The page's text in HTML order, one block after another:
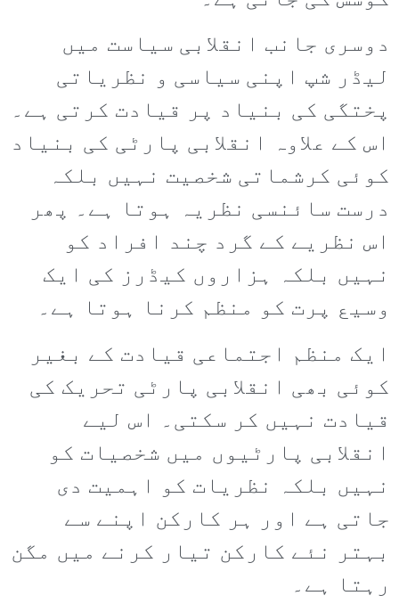
دوسری جانب انقلابی سیاست میں
لیڈر شپ اپنی سیاسی و نظریاتی
پختگی کی بنیاد پر قیادت کرتی ہے۔
اس کے علاوہ انقلابی پارٹی کی بنیاد
کوئی کرشماتی شخصیت نہیں بلکہ
درست سائنسی نظریہ ہوتا ہے۔ پھر
اس نظریے کے گرد چند افراد کو
نہیں بلکہ ہزاروں کیڈرز کی ایک
وسیع پرت کو منظم کرنا ہوتا ہے۔
ایک منظم اجتماعی قیادت کے بغیر
کوئی بھی انقلابی پارٹی تحریک کی
قیادت نہیں کر سکتی۔ اس لیے
انقلابی پارٹیوں میں شخصیات کو
نہیں بلکہ نظریات کو اہمیت دی
جاتی ہے اور ہر کارکن اپنے سے
بہتر نئے کارکن تیار کرنے میں مگن
رہتا ہے۔